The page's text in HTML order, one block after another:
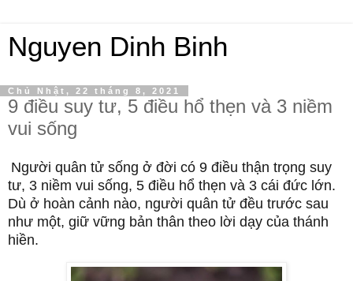
Nguyen Dinh Binh
Chủ Nhật, 22 tháng 8, 2021
9 điều suy tư, 5 điều hổ thẹn và 3 niềm
vui sống
Người quân tử sống ở đời có 9 điều thận trọng suy
tư, 3 niềm vui sống, 5 điều hổ thẹn và 3 cái đức lớn.
Dù ở hoàn cảnh nào, người quân tử đều trước sau
như một, giữ vững bản thân theo lời dạy của thánh
hiền.